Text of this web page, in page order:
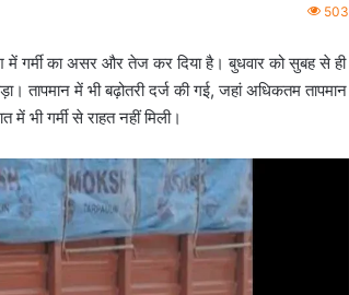
503
का असर और तेज कर दिया है। बुधवार को सुबह से ही
तापमान में भी बढ़ोतरी दर्ज की गई, जहां अधिकतम तापमान
भी गर्मी से राहत नहीं मिली।